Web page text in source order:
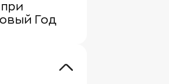
Год